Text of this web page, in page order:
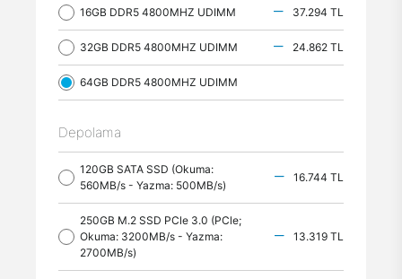
16GB DDR5 4800MHZ UDIMM 37.294 TL
32GB DDR5 4800MHZ UDIMM 24.862 TL
64GB DDR5 4800MHZ UDIMM
Depolama
120GB SATA SSD (Okuma:
560MB/s - Yazma: 500MB/s)
16.744 TL
250GB M.2 SSD PCle 3.0 (PCle;
Okuma: 3200MB/s - Yazma:
2700MB/s)
13.319 TL